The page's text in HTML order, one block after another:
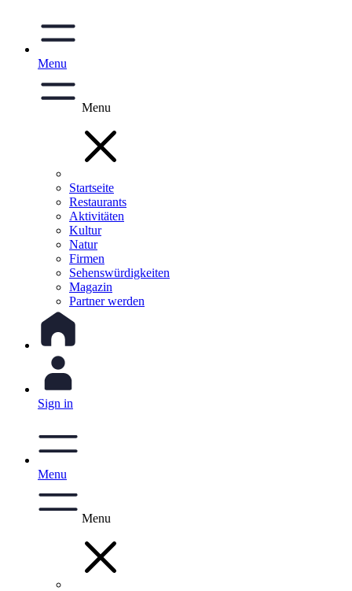
Menu
Menu
Startseite
Restaurants
Aktivitäten
Kultur
Natur
Firmen
Sehenswürdigkeiten
Magazin
Partner werden
Sign in
Menu
Menu